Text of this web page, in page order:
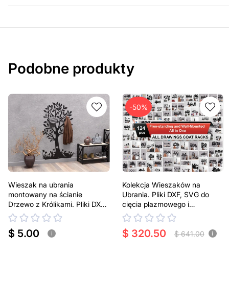
Podobne produkty
Wieszak na ubrania
montowany na ścianie
Drzewo z Królikami. Pliki DXF,
SVG do cięcia plazmowego i
laserowego
$ 5.00 i
-50%
Kolekcja Wieszaków na
Ubrania. Pliki DXF, SVG do
cięcia plazmowego i
laserowego
$ 320.50 $ 641.00 i